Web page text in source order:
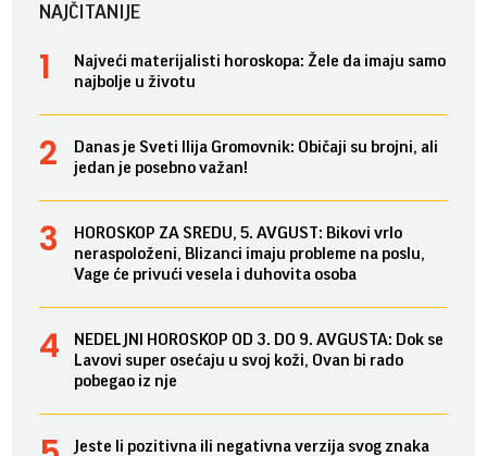
NAJČITANIJE
Najveći materijalisti horoskopa: Žele da imaju samo
najbolje u životu
Danas je Sveti Ilija Gromovnik: Običaji su brojni, ali
jedan je posebno važan!
HOROSKOP ZA SREDU, 5. AVGUST: Bikovi vrlo
neraspoloženi, Blizanci imaju probleme na poslu,
Vage će privući vesela i duhovita osoba
NEDELJNI HOROSKOP OD 3. DO 9. AVGUSTA: Dok se
Lavovi super osećaju u svoj koži, Ovan bi rado
pobegao iz nje
Jeste li pozitivna ili negativna verzija svog znaka